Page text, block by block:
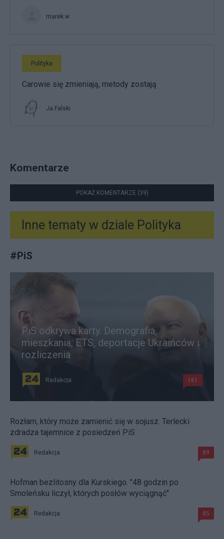
marek.w
Polityka
Carowie się zmieniają, metody zostają
Ja Falski
Komentarze
POKAŻ KOMENTARZE (39)
Inne tematy w dziale Polityka
#PiS
PiS odkrywa karty. Demografia,
mieszkania, ETS, deportacje Ukraińców i
rozliczenia
Redakcja 161
Rozłam, który może zamienić się w sojusz. Terlecki
zdradza tajemnice z posiedzeń PiS
Redakcja 89
Hofman bezlitosny dla Kurskiego. "48 godzin po
Smoleńsku liczył, których posłów wyciągnąć"
Redakcja 85